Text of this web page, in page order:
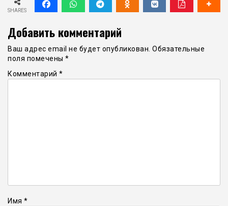
SHARES
Добавить комментарий
Ваш адрес email не будет опубликован. Обязательные
поля помечены *
Комментарий *
Имя *